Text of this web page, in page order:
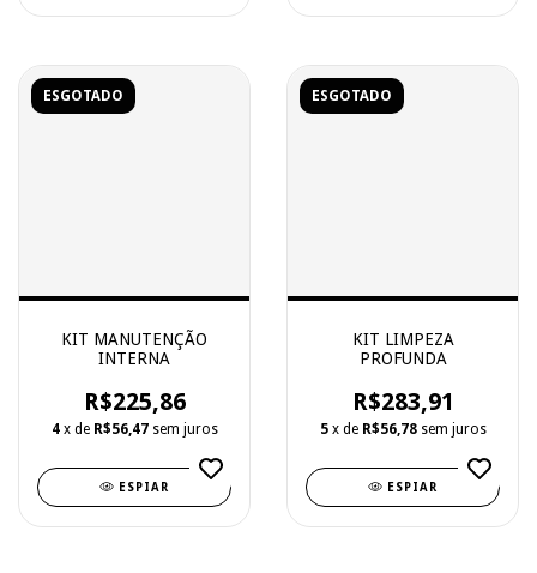
ESGOTADO
KIT MANUTENÇÃO
INTERNA
R$225,86
4 x de R$56,47 sem juros
ESPIAR
ESGOTADO
KIT LIMPEZA
PROFUNDA
R$283,91
5 x de R$56,78 sem juros
ESPIAR